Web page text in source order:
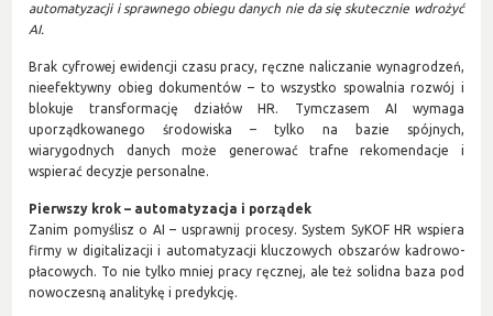
automatyzacji i sprawnego obiegu danych nie da się skutecznie wdrożyć
AI.
Brak cyfrowej ewidencji czasu pracy, ręczne naliczanie wynagrodzeń,
nieefektywny obieg dokumentów – to wszystko spowalnia rozwój i
blokuje transformację działów HR. Tymczasem AI wymaga
uporządkowanego środowiska – tylko na bazie spójnych,
wiarygodnych danych może generować trafne rekomendacje i
wspierać decyzje personalne.
Pierwszy krok – automatyzacja i porządek
Zanim pomyślisz o AI – usprawnij procesy. System SyKOF HR wspiera
firmy w digitalizacji i automatyzacji kluczowych obszarów kadrowo-
płacowych. To nie tylko mniej pracy ręcznej, ale też solidna baza pod
nowoczesną analitykę i predykcję.